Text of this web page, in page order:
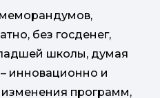
без госденег,
школы, думая
– инновационно и
программ,